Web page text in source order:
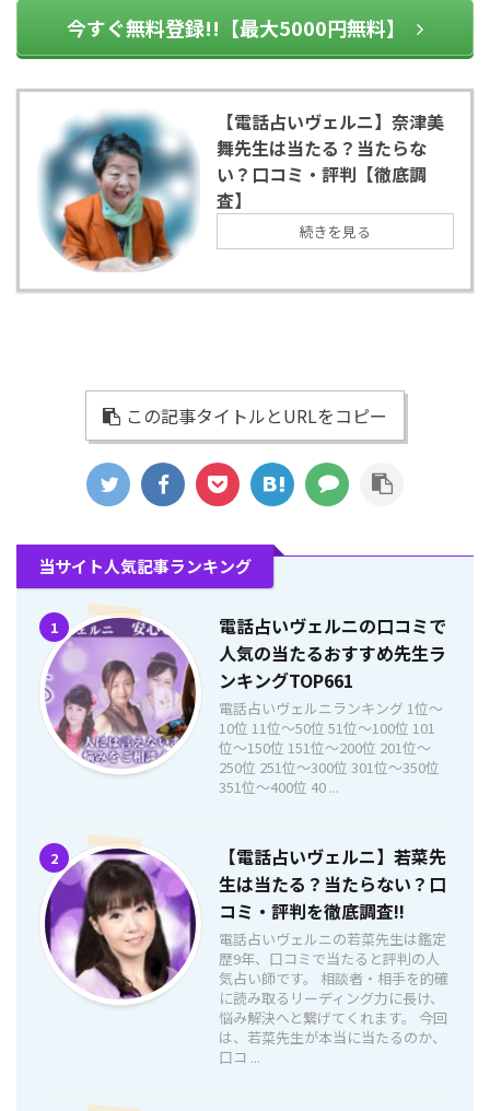
今すぐ無料登録!!【最大5000円無料】
【電話占いヴェルニ】奈津美
舞先生は当たる？当たらな
い？口コミ・評判【徹底調
査】
続きを見る
この記事タイトルとURLをコピー
当サイト人気記事ランキング
1
電話占いヴェルニの口コミで
人気の当たるおすすめ先生ラ
ンキングTOP661
電話占いヴェルニランキング 1位〜
10位 11位〜50位 51位〜100位 101
位〜150位 151位〜200位 201位〜
250位 251位〜300位 301位〜350位
351位〜400位 40 ...
2
【電話占いヴェルニ】若菜先
生は当たる？当たらない？口
コミ・評判を徹底調査!!
電話占いヴェルニの若菜先生は鑑定
歴9年、口コミで当たると評判の人
気占い師です。 相談者・相手を的確
に読み取るリーディング力に長け、
悩み解決へと繋げてくれます。 今回
は、若菜先生が本当に当たるのか、
口コ ...